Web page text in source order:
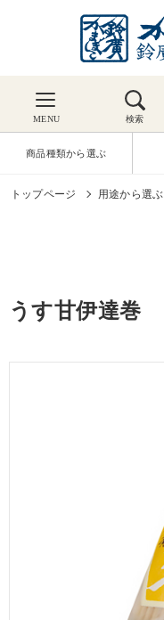
MENU 検索
商品種類から選ぶ
トップページ 用途から選ぶ
うす甘伊達巻